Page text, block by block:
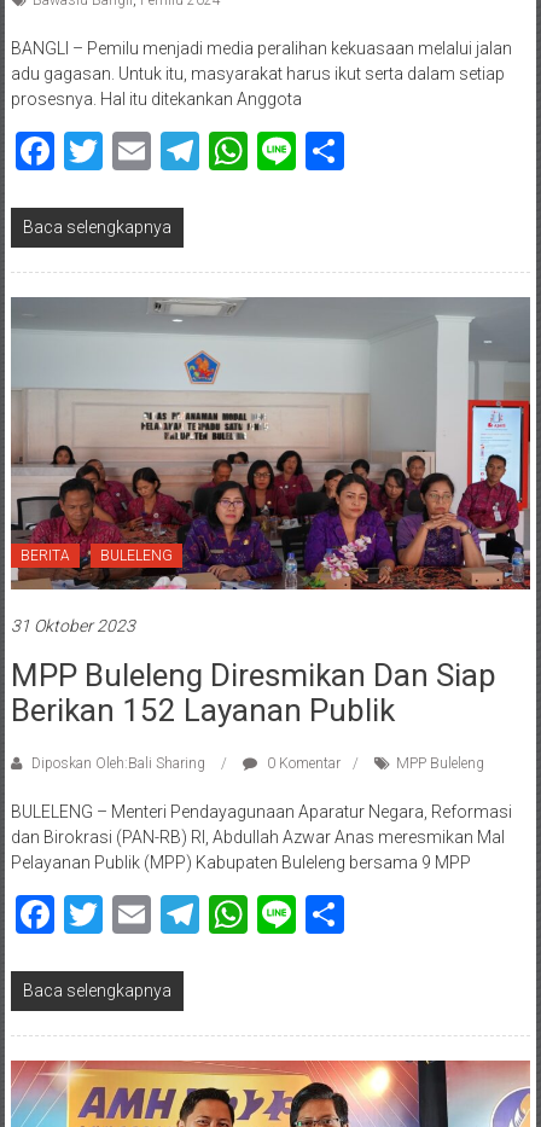
BANGLI – Pemilu menjadi media peralihan kekuasaan melalui jalan
adu gagasan. Untuk itu, masyarakat harus ikut serta dalam setiap
prosesnya. Hal itu ditekankan Anggota
Facebook
Twitter
EmailTelegram
WhatsApp
LineShare
Baca selengkapnya
BERITA BULELENG
31 Oktober 2023
MPP Buleleng Diresmikan Dan Siap
Berikan 152 Layanan Publik
Diposkan Oleh:Bali Sharing 0 Komentar MPP Buleleng
BULELENG – Menteri Pendayagunaan Aparatur Negara, Reformasi
dan Birokrasi (PAN-RB) RI, Abdullah Azwar Anas meresmikan Mal
Pelayanan Publik (MPP) Kabupaten Buleleng bersama 9 MPP
Facebook
Twitter
EmailTelegram
WhatsApp
LineShare
Baca selengkapnya